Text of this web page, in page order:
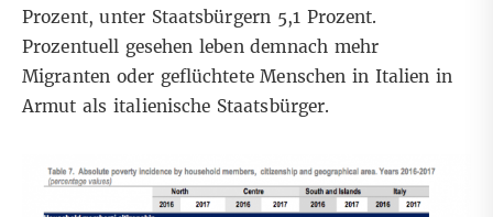
Prozent, unter Staatsbürgern 5,1 Prozent.
Prozentuell gesehen leben demnach mehr
Migranten oder geflüchtete Menschen in Italien in
Armut als italienische Staatsbürger.